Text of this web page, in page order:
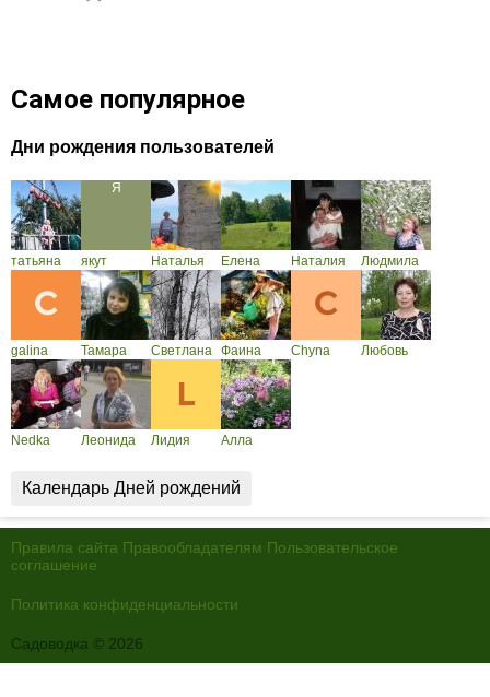
Самое популярное
Дни рождения пользователей
татьяна якут Наталья Елена Наталия Людмила
galina Тамара Светлана Фаина Chyna Любовь
Nedka Леонида Лидия Алла
Календарь Дней рождений
Правила сайта Правообладателям Пользовательское
соглашение
Политика конфиденциальности
Садоводка © 2026